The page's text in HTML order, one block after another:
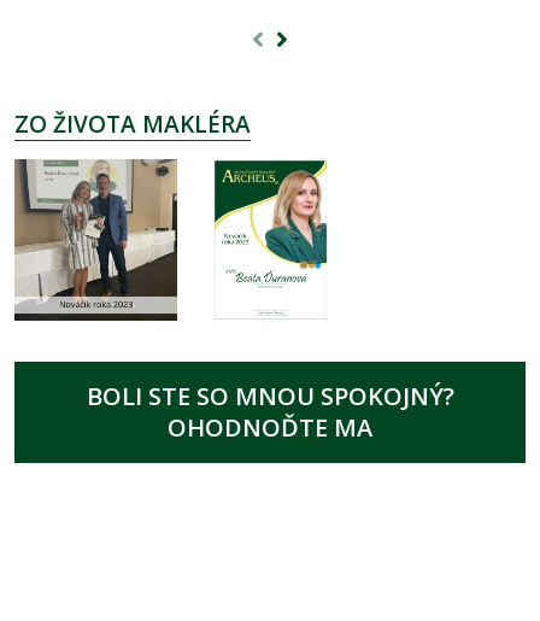
ZO ŽIVOTA MAKLÉRA
BOLI STE SO MNOU SPOKOJNÝ?
OHODNOĎTE MA